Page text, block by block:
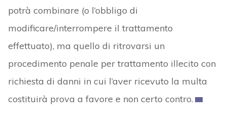
potrà combinare (o l’obbligo di
modificare/interrompere il trattamento
effettuato), ma quello di ritrovarsi un
procedimento penale per trattamento illecito con
richiesta di danni in cui l’aver ricevuto la multa
costituirà prova a favore e non certo contro.